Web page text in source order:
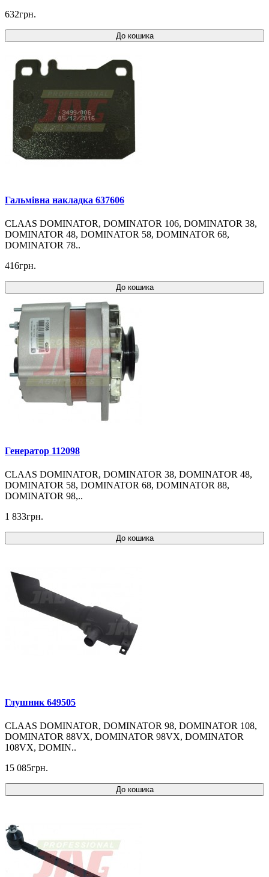
632грн.
До кошика
Гальмівна накладка 637606
CLAAS DOMINATOR, DOMINATOR 106, DOMINATOR 38,
DOMINATOR 48, DOMINATOR 58, DOMINATOR 68,
DOMINATOR 78..
416грн.
До кошика
Генератор 112098
CLAAS DOMINATOR, DOMINATOR 38, DOMINATOR 48,
DOMINATOR 58, DOMINATOR 68, DOMINATOR 88,
DOMINATOR 98,..
1 833грн.
До кошика
Глушник 649505
CLAAS DOMINATOR, DOMINATOR 98, DOMINATOR 108,
DOMINATOR 88VX, DOMINATOR 98VX, DOMINATOR
108VX, DOMIN..
15 085грн.
До кошика